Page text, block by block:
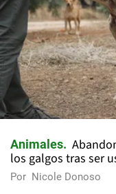
Animales
los galgos tras ser
Por Nicole Donoso